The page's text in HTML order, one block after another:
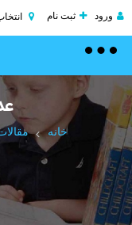
ورود ثبت نام
Toggle
خانه